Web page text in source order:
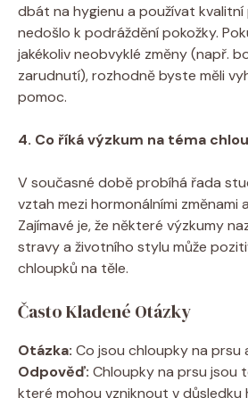
dbát na hygienu a používat kvalitní
nedošlo k podráždění pokožky.
jakékoliv neobvyklé změny (např.
zarudnutí), rozhodně byste měli
pomoc.
4. Co říká výzkum na téma
V současné době probíhá řada
vztah mezi hormonálními změnami
Zajímavé je, že některé výzkumy
stravy a životního stylu může
chloupků na těle.
Často Kladené Otázky
Otázka: Co jsou chloupky na prsu
Odpověď: Chloupky na prsu jsou
které mohou vzniknout v důsledku